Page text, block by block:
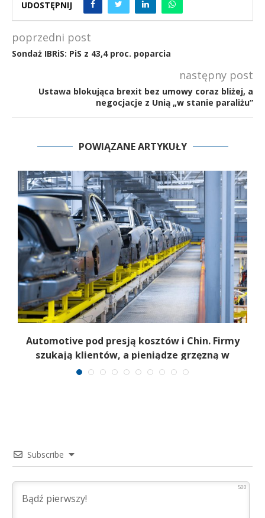
UDOSTĘPNIJ
poprzedni post
Sondaż IBRiS: PiS z 43,4 proc. poparcia
następny post
Ustawa blokująca brexit bez umowy coraz bliżej, a
negocjacje z Unią „w stanie paraliżu”
POWIĄZANE ARTYKUŁY
Automotive pod presją kosztów i Chin. Firmy
szukają klientów, a pieniądze grzęzną w
fakturach
Subscribe
500